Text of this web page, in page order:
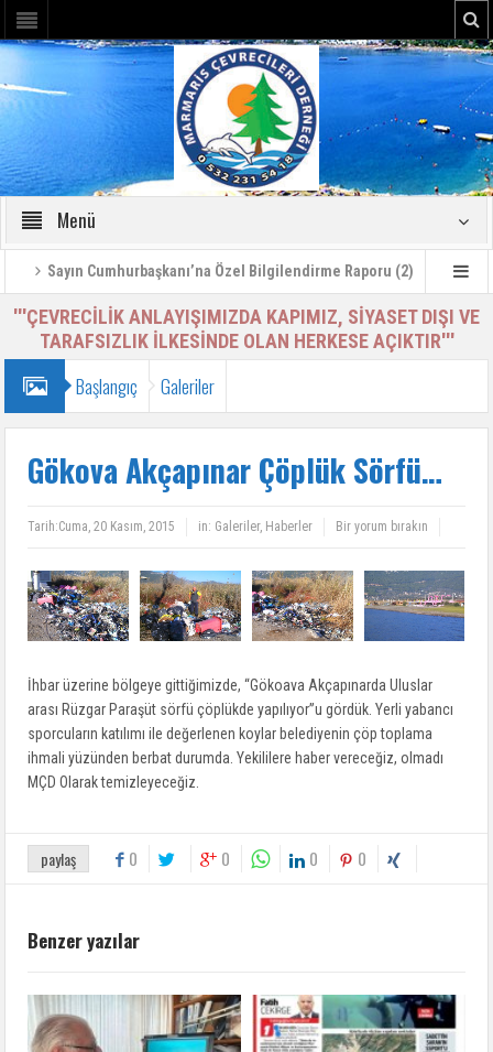
Menü
Sayın Cumhurbaşkanı’na Özel Bilgilendirme Raporu (2)
'''ÇEVRECİLİK ANLAYIŞIMIZDA KAPIMIZ, SİYASET DIŞI VE
TARAFSIZLIK İLKESİNDE OLAN HERKESE AÇIKTIR'''
Başlangıç Galeriler
Gökova Akçapınar Çöplük Sörfü…
Tarih:Cuma, 20 Kasım, 2015 in: Galeriler, Haberler Bir yorum bırakın
İhbar üzerine bölgeye gittiğimizde, “Gökoava Akçapınarda Uluslar
arası Rüzgar Paraşüt sörfü çöplükde yapılıyor”u gördük. Yerli yabancı
sporcuların katılımı ile değerlenen koylar belediyenin çöp toplama
ihmali yüzünden berbat durumda. Yekililere haber vereceğiz, olmadı
MÇD Olarak temizleyeceğiz.
paylaş 0 0 0 0
Benzer yazılar